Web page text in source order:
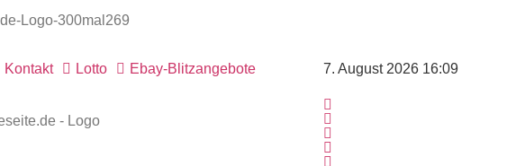
Kontakt Lotto Ebay-Blitzangebote 7. August 2026 16:09